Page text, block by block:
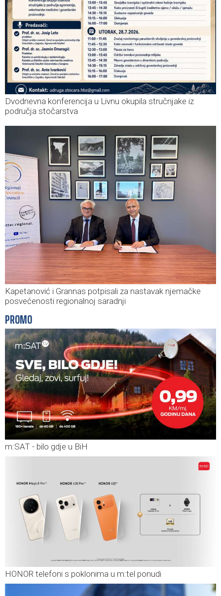
Dvodnevna konferencija u Livnu okupila stručnjake iz
područja stočarstva
Kapetanović i Grannas potpisali za nastavak njemačke
posvećenosti regionalnoj saradnji
PROMO
m:SAT - bilo gdje u BiH
HONOR telefoni s poklonima u m:tel ponudi